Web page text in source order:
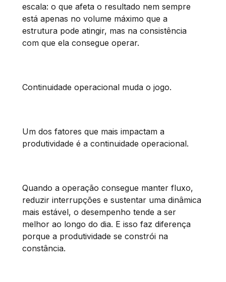
escala: o que afeta o resultado nem sempre
está apenas no volume máximo que a
estrutura pode atingir, mas na consistência
com que ela consegue operar.
Continuidade operacional muda o jogo.
Um dos fatores que mais impactam a
produtividade é a continuidade operacional.
Quando a operação consegue manter fluxo,
reduzir interrupções e sustentar uma dinâmica
mais estável, o desempenho tende a ser
melhor ao longo do dia. E isso faz diferença
porque a produtividade se constrói na
constância.